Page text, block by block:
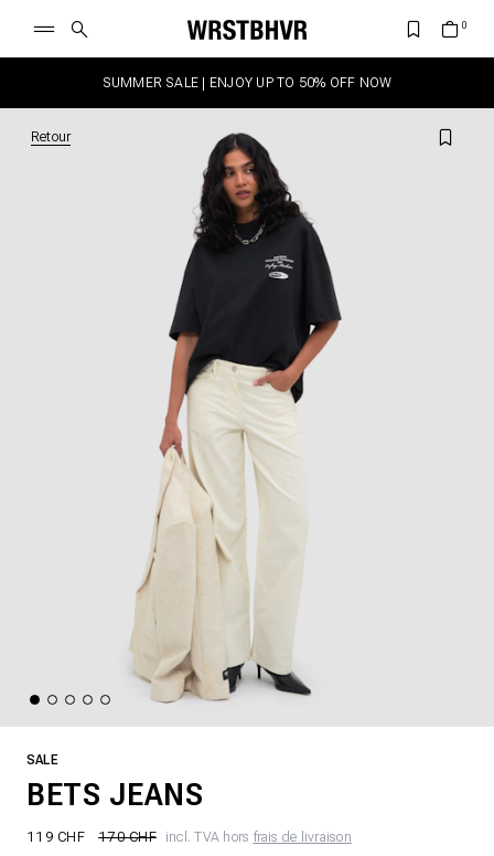
SUMMER SALE | ENJOY UP TO 50% OFF NOW
Retour
SALE
BETS JEANS
119 CHF 170 CHF incl. TVA hors frais de livraison